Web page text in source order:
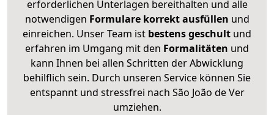
erforderlichen Unterlagen bereithalten und alle
notwendigen Formulare korrekt ausfüllen und
einreichen. Unser Team ist bestens geschult und
erfahren im Umgang mit den Formalitäten und
kann Ihnen bei allen Schritten der Abwicklung
behilflich sein. Durch unseren Service können Sie
entspannt und stressfrei nach São João de Ver
umziehen.